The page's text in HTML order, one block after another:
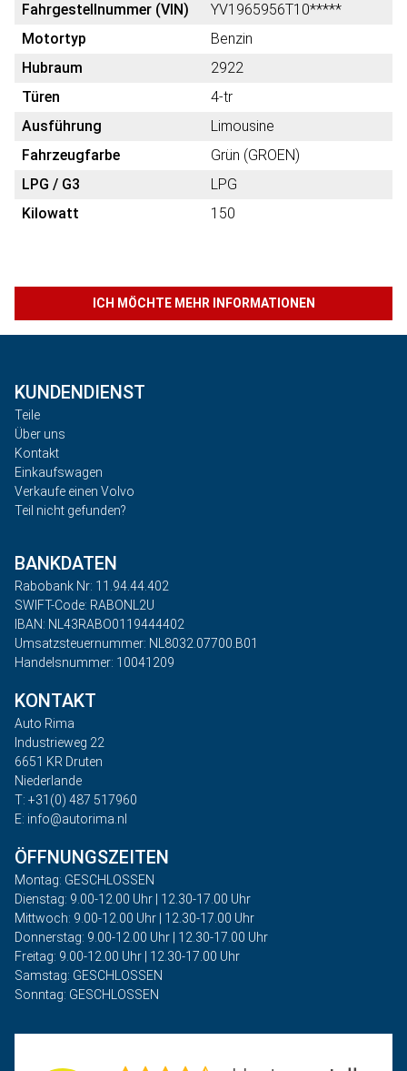
Fahrgestellnummer (VIN)
YV1965956T10*****
Motortyp
Benzin
Hubraum
2922
Türen
4-tr
Ausführung
Limousine
Fahrzeugfarbe
Grün (GROEN)
LPG / G3
LPG
Kilowatt
150
ICH MÖCHTE MEHR INFORMATIONEN
KUNDENDIENST
Teile
Über uns
Kontakt
Einkaufswagen
Verkaufe einen Volvo
Teil nicht gefunden?
BANKDATEN
Rabobank Nr: 11.94.44.402
SWIFT-Code: RABONL2U
IBAN: NL43RABO0119444402
Umsatzsteuernummer: NL8032.07700.B01
Handelsnummer: 10041209
KONTAKT
Auto Rima
Industrieweg 22
6651 KR Druten
Niederlande
T: +31(0) 487 517960
E: info@autorima.nl
ÖFFNUNGSZEITEN
Montag: GESCHLOSSEN
Dienstag: 9.00-12.00 Uhr | 12.30-17.00 Uhr
Mittwoch: 9.00-12.00 Uhr | 12.30-17.00 Uhr
Donnerstag: 9.00-12.00 Uhr | 12.30-17.00 Uhr
Freitag: 9.00-12.00 Uhr | 12.30-17.00 Uhr
Samstag: GESCHLOSSEN
Sonntag: GESCHLOSSEN